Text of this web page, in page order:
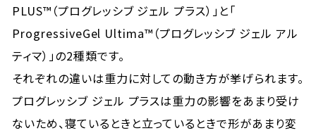
PLUS™（プログレッシブ ジェル プラス）」と「
ProgressiveGel Ultima™（プログレッシブ ジェル アル
ティマ）」の2種類です。
それぞれの違いは重力に対しての動き方が挙げられます。
プログレッシブ ジェル プラスは重力の影響をあまり受け
ないため、寝ているときと立っているときで形があまり変